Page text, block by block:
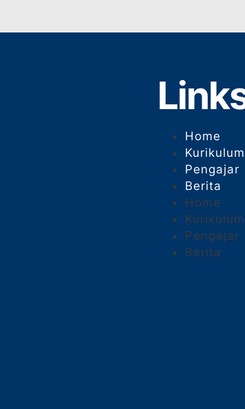
Home
Kurikulum
Pengajar
Berita
Home
Kurikulum
Pengajar
Berita